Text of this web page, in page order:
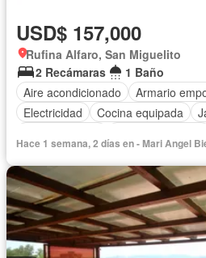
USD$ 157,000
Rufina Alfaro, San Miguelito
2 Recámaras
1 Baño
Aire acondicionado
Armario
Electricidad
Cocina equipada
Hace 1 semana, 2 días en - Mari Angel